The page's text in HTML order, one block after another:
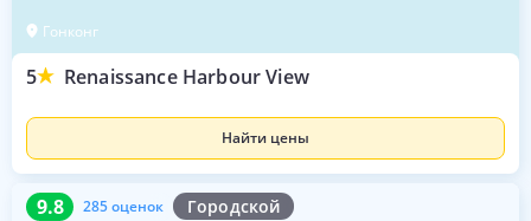
Гонконг
5 Renaissance Harbour View
Найти цены
9.8 285 оценок Городской
9.8 285 оценок